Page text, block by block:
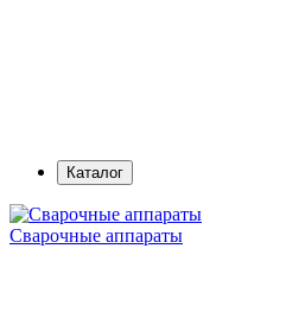
Каталог
Сварочные аппараты